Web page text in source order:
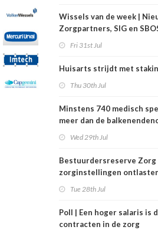
Wissels van de week |
Zorgpartners, SIG en
Fri 31st Jul
Huisarts strijdt met
Thu 30th Jul
Minstens 740 medisch
meer dan de
Wed 29th Jul
Bestuurdersreserve Zorg
zorginstellingen
Tue 28th Jul
Poll | Een hoger salaris
contracten in de zorg